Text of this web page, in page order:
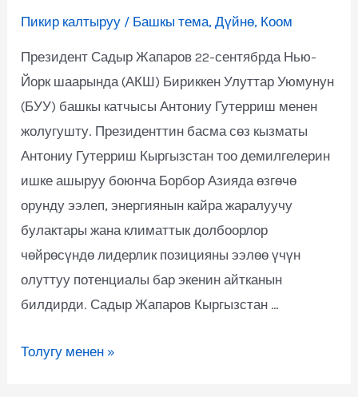
Пикир калтыруу / Башкы тема,Дүйнө, Коом
Президент Садыр Жапаров 22-сентябрда Нью-
Йорк шаарында (АКШ) Бириккен Улуттар Уюмунун
(БУУ) башкы катчысы Антониу Гутерриш менен
жолугушту. Президенттин басма сөз кызматы
Антониу Гутерриш Кыргызстан тоо демилгелерин
ишке ашыруу боюнча Борбор Азияда өзгөчө
орунду ээлеп, энергиянын кайра жаралуучу
булактары жана климаттык долбоорлор
чөйрөсүндө лидерлик позицияны ээлөө үчүн
олуттуу потенциалы бар экенин айтканын
билдирди. Садыр Жапаров Кыргызстан …
Толугу менен »